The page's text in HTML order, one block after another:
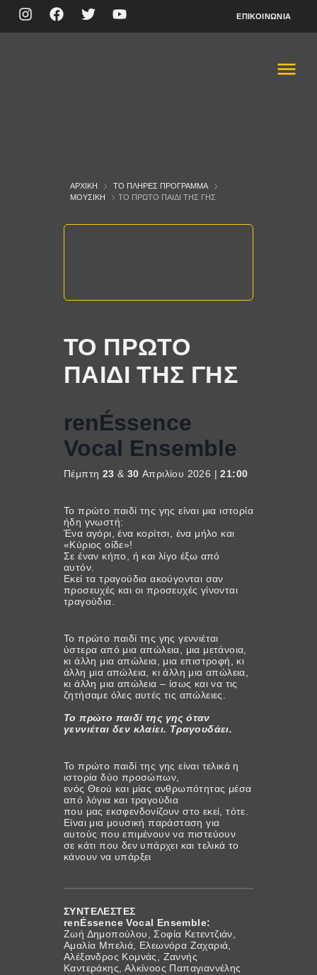
ΕΠΙΚΟΙΝΩΝΊΑ
ΑΡΧΙΚΉ
ΤΟ ΠΛΉΡΕΣ ΠΡΌΓΡΑΜΜΑ
ΜΟΥΣΙΚΉ
ΤΟ ΠΡΩΤΟ ΠΑΙΔΙ ΤΗΣ ΓΗΣ
ΤΟ ΠΡΩΤΟ
ΠΑΙΔΙ ΤΗΣ ΓΗΣ
renÉssence
Vocal Ensemble
Πέμπτη 23& 30Απριλίου 2026 |21:00
Το πρώτο παιδί της γης είναι μια ιστορία
ήδη γνωστή:
Ένα αγόρι, ένα κορίτσι, ένα μήλο και
«Κύριος οίδε»!
Σε έναν κήπο, ή και λίγο έξω από
αυτόν.
Εκεί τα τραγούδια ακούγονται σαν
προσευχές και οι προσευχές γίνονται
τραγούδια.
Το πρώτο παιδί της γης γεννιέται
ύστερα από μια απώλεια, μια μετάνοια,
κι άλλη μια απώλεια, μια επιστροφή, κι
άλλη μια απώλεια, κι άλλη μια απώλεια,
κι άλλη μια απώλεια – ίσως και να τις
ζητήσαμε όλες αυτές τις απώλειες.
Το πρώτο παιδί της γης όταν
γεννιέται δεν κλαίει. Τραγουδάει.
Το πρώτο παιδί της γης είναι τελικά η
ιστορία δύο προσώπων,
ενός Θεού και μίας ανθρωπότητας μέσα
από λόγια και τραγούδια
που μας εκσφενδονίζουν στο εκεί, τότε.
Είναι μια μουσική παράσταση για
αυτούς που επιμένουν να πιστεύουν
σε κάτι που δεν υπάρχει και τελικά το
κάνουν να υπάρξει
ΣΥΝΤΕΛΕΣΤΕΣ
renÉssence Vocal Ensemble:
Ζωή Δημοπούλου, Σοφία Κετεντζιάν,
Αμαλία Μπελιά, Ελεωνόρα Ζαχαριά,
Αλέξανδρος Κομνάς, Ζαννής
Καντεράκης, Αλκίνοος Παπαγιαννέλης